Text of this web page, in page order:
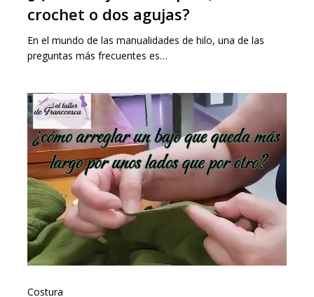
crochet o dos agujas?
En el mundo de las manualidades de hilo, una de las
preguntas más frecuentes es…
Costura